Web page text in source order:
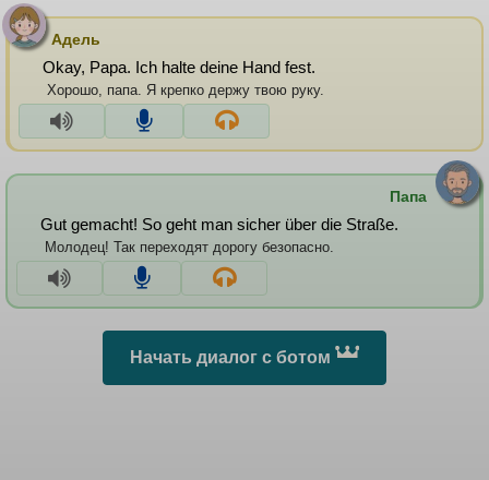
Адель
Okay, Papa. Ich halte deine Hand fest.
Хорошо, папа. Я крепко держу твою руку.
Папа
Gut gemacht! So geht man sicher über die Straße.
Молодец! Так переходят дорогу безопасно.
Начать диалог с ботом